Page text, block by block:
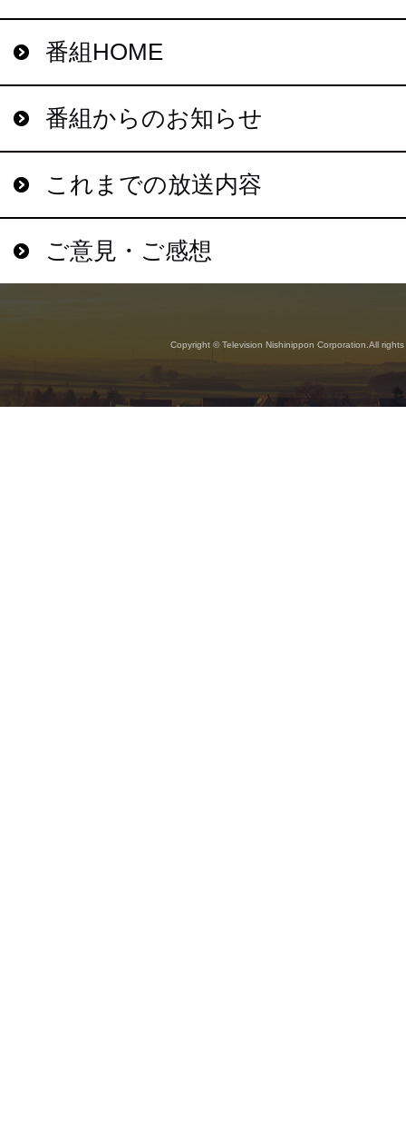
番組HOME
番組からのお知らせ
これまでの放送内容
ご意見・ご感想
Copyright © Television Nishinippon Corporation.All